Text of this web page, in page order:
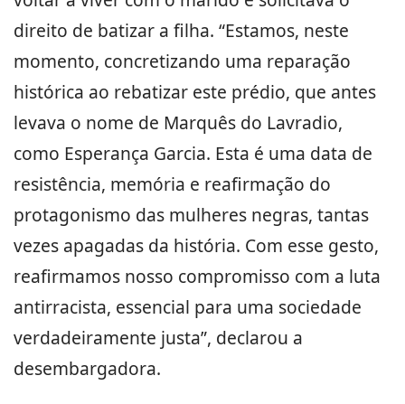
direito de batizar a filha. “Estamos, neste
momento, concretizando uma reparação
histórica ao rebatizar este prédio, que antes
levava o nome de Marquês do Lavradio,
como Esperança Garcia. Esta é uma data de
resistência, memória e reafirmação do
protagonismo das mulheres negras, tantas
vezes apagadas da história. Com esse gesto,
reafirmamos nosso compromisso com a luta
antirracista, essencial para uma sociedade
verdadeiramente justa”, declarou a
desembargadora.